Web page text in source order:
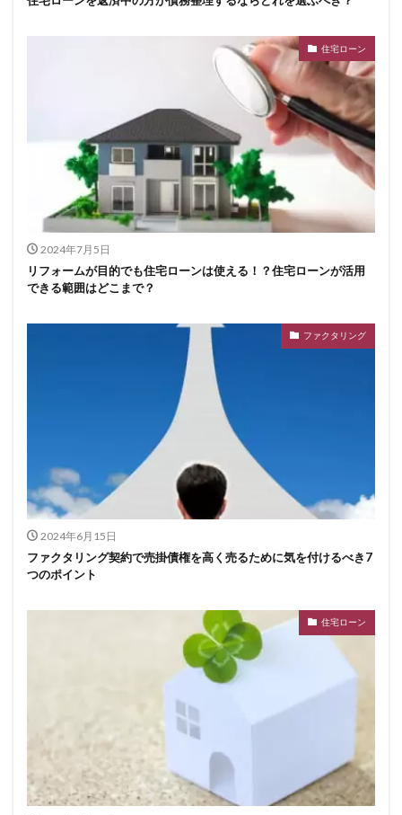
住宅ローン
2024年7月5日
リフォームが目的でも住宅ローンは使える！？住宅ローンが活用
できる範囲はどこまで？
ファクタリング
2024年6月15日
ファクタリング契約で売掛債権を高く売るために気を付けるべき7
つのポイント
住宅ローン